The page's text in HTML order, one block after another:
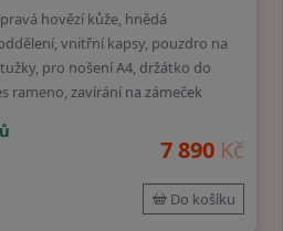
hovězí kůže, hnědá
vnitřní kapsy, pouzdro na
pro nošení A4, držátko do
rameno, zavírání na zámeček
7 890 Kč
Do košíku